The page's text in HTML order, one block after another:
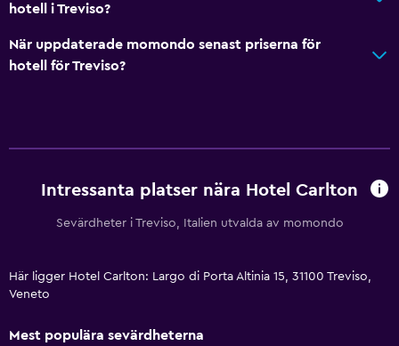
hotell i Treviso?
När uppdaterade momondo senast priserna för
hotell för Treviso?
Intressanta platser nära Hotel Carlton
Sevärdheter i Treviso, Italien utvalda av momondo
Här ligger Hotel Carlton: Largo di Porta Altinia 15, 31100 Treviso,
Veneto
Mest populära sevärdheterna